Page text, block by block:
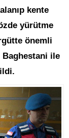
kente
yürütme
önemli
ile